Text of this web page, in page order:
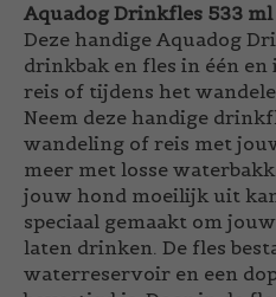
Aquadog Drinkfles 533 ml
Deze handige Aquadog
drinkbak en fles in één
reis of tijdens het
Neem deze handige
wandeling of reis met
meer met losse
jouw hond moeilijk uit
speciaal gemaakt om
laten drinken. De fles
waterreservoir en een